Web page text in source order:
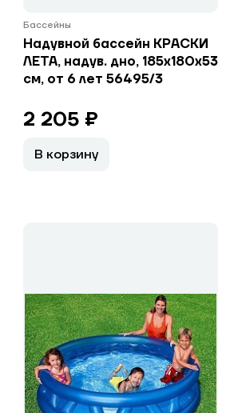
Бассейны
Надувной бассейн КРАСКИ
ЛЕТА, надув. дно, 185х180х53
см, от 6 лет 56495/3
2 205 ₽
В корзину